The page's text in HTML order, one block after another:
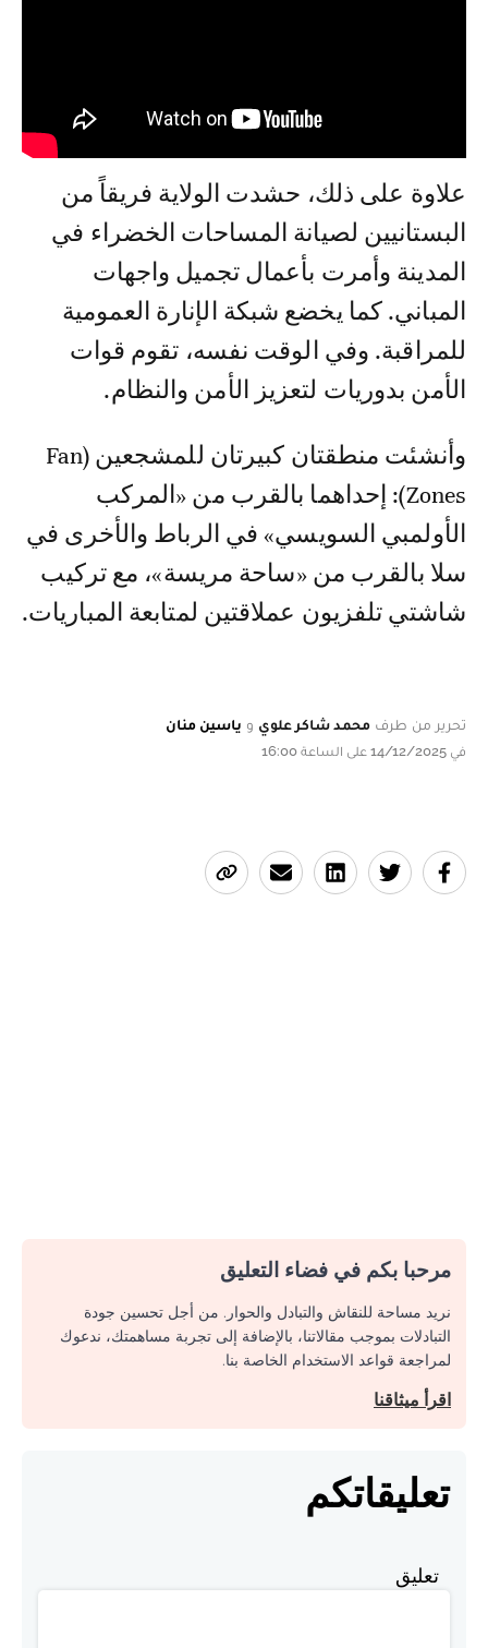
علاوة على ذلك، حشدت الولاية فريقاً من
البستانيين لصيانة المساحات الخضراء في
المدينة وأمرت بأعمال تجميل واجهات
المباني. كما يخضع شبكة الإنارة العمومية
للمراقبة. وفي الوقت نفسه، تقوم قوات
الأمن بدوريات لتعزيز الأمن والنظام.
وأنشئت منطقتان كبيرتان للمشجعين (Fan
Zones): إحداهما بالقرب من «المركب
الأولمبي السويسي» في الرباط والأخرى في
سلا بالقرب من «ساحة مريسة»، مع تركيب
شاشتي تلفزيون عملاقتين لمتابعة المباريات.
تحرير من طرف محمد شاكر علوي و ياسين منان
في 14/12/2025 على الساعة 16:00
مرحبا بكم في فضاء التعليق
نريد مساحة للنقاش والتبادل والحوار. من أجل تحسين جودة
التبادلات بموجب مقالاتنا، بالإضافة إلى تجربة مساهمتك، ندعوك
لمراجعة قواعد الاستخدام الخاصة بنا.
اقرأ ميثاقنا
تعليقاتكم
تعليق